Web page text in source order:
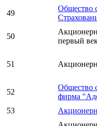
49
Общество
50
первый
51
52
Общество
фирма
53